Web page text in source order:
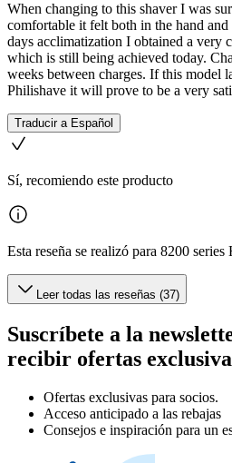
When changing to this shaver I was
comfortable it felt both in the hand
days acclimatization I obtained a very
which is still being achieved today.
weeks between charges. If this model
Philishave it will prove to be a very
Traducir a Español
Sí, recomiendo este producto
Esta reseña se realizó para 8200
Leer todas las reseñas (37)
Suscríbete a la
recibir ofertas
Ofertas exclusivas para socios.
Acceso anticipado a las rebajas
Consejos e inspiración para un